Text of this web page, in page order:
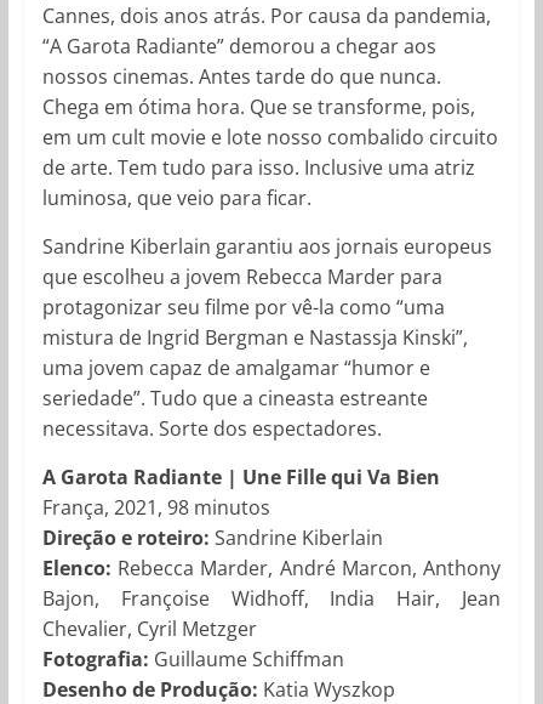
Cannes, dois anos atrás. Por causa da pandemia,
“A Garota Radiante” demorou a chegar aos
nossos cinemas. Antes tarde do que nunca.
Chega em ótima hora. Que se transforme, pois,
em um cult movie e lote nosso combalido circuito
de arte. Tem tudo para isso. Inclusive uma atriz
luminosa, que veio para ficar.
Sandrine Kiberlain garantiu aos jornais europeus
que escolheu a jovem Rebecca Marder para
protagonizar seu filme por vê-la como “uma
mistura de Ingrid Bergman e Nastassja Kinski”,
uma jovem capaz de amalgamar “humor e
seriedade”. Tudo que a cineasta estreante
necessitava. Sorte dos espectadores.
A Garota Radiante | Une Fille qui Va Bien
França, 2021, 98 minutos
Direção e roteiro: Sandrine Kiberlain
Elenco: Rebecca Marder, André Marcon, Anthony
Bajon, Françoise Widhoff, India Hair, Jean
Chevalier, Cyril Metzger
Fotografia: Guillaume Schiffman
Desenho de Produção: Katia Wyszkop